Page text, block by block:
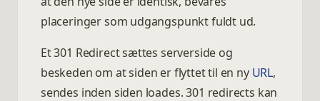
placeringer som udgangspunkt fuldt ud.
Et 301 Redirect sættes serverside og
beskeden om at siden er flyttet til en ny URL,
sendes inden siden loades. 301 redirects kan